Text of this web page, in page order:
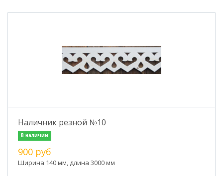
Наличник резной №10
В наличии
900 руб
Ширина 140 мм, длина 3000 мм